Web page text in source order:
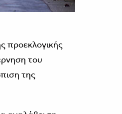
προεκλογικής
του
της